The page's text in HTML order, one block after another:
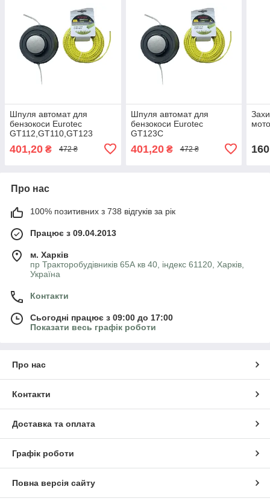
Шпуля автомат для
бензокоси Eurotec
GT112,GT110,GT123
401,20 ₴ 472 ₴
Шпуля автомат для
бензокоси Eurotec
GT123C
401,20₴ 472 ₴ 160
Про нас
100% позитивних з 738 відгуків за рік
Працює з 09.04.2013
м. Харків
пр Тракторобудівників 65А кв 40, індекс 61120, Харків,
Україна
Контакти
Сьогодні працює з 09:00 до 17:00
Показати весь графік роботи
Про нас
Контакти
Доставка та оплата
Графік роботи
Повна версія сайту